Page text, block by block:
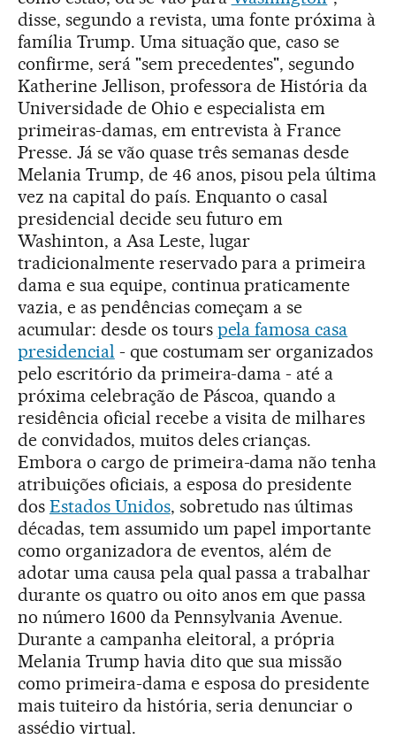
disse, segundo a revista, uma fonte próxima à
família Trump. Uma situação que, caso se
confirme, será "sem precedentes", segundo
Katherine Jellison, professora de História da
Universidade de Ohio e especialista em
primeiras-damas, em entrevista à France
Presse. Já se vão quase três semanas desde
Melania Trump, de 46 anos, pisou pela última
vez na capital do país. Enquanto o casal
presidencial decide seu futuro em
Washinton, a Asa Leste, lugar
tradicionalmente reservado para a primeira
dama e sua equipe, continua praticamente
vazia, e as pendências começam a se
acumular: desde os tours pela famosa casa
presidencial - que costumam ser organizados
pelo escritório da primeira-dama - até a
próxima celebração de Páscoa, quando a
residência oficial recebe a visita de milhares
de convidados, muitos deles crianças.
Embora o cargo de primeira-dama não tenha
atribuições oficiais, a esposa do presidente
dos Estados Unidos, sobretudo nas últimas
décadas, tem assumido um papel importante
como organizadora de eventos, além de
adotar uma causa pela qual passa a trabalhar
durante os quatro ou oito anos em que passa
no número 1600 da Pennsylvania Avenue.
Durante a campanha eleitoral, a própria
Melania Trump havia dito que sua missão
como primeira-dama e esposa do presidente
mais tuiteiro da história, seria denunciar o
assédio virtual.